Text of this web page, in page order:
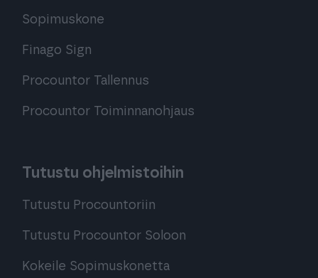
Sopimuskone
Finago Sign
Procountor Tallennus
Procountor Toiminnanohjaus
Tutustu ohjelmistoihin
Tutustu Procountoriin
Tutustu Procountor Soloon
Kokeile Sopimuskonetta